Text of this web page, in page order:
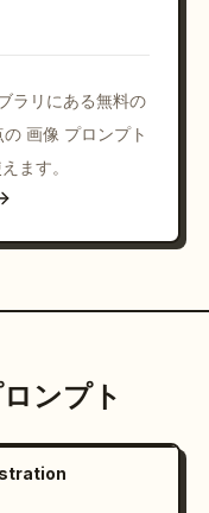
配置する。
る。
ラリにある無料の
画像 プロンプト
ます。
ンプト